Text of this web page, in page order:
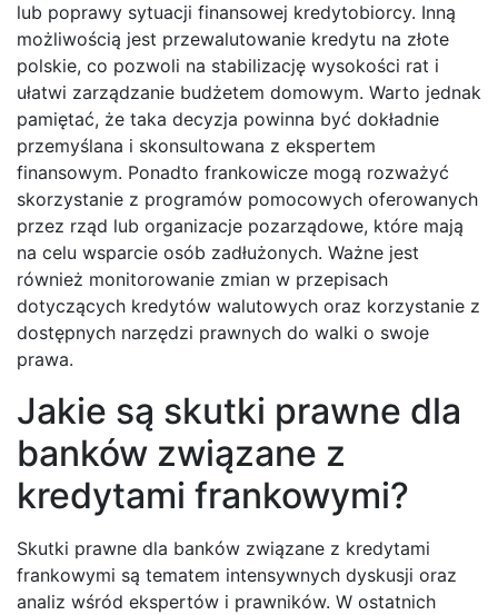
lub poprawy sytuacji finansowej kredytobiorcy. Inną
możliwością jest przewalutowanie kredytu na złote
polskie, co pozwoli na stabilizację wysokości rat i
ułatwi zarządzanie budżetem domowym. Warto jednak
pamiętać, że taka decyzja powinna być dokładnie
przemyślana i skonsultowana z ekspertem
finansowym. Ponadto frankowicze mogą rozważyć
skorzystanie z programów pomocowych oferowanych
przez rząd lub organizacje pozarządowe, które mają
na celu wsparcie osób zadłużonych. Ważne jest
również monitorowanie zmian w przepisach
dotyczących kredytów walutowych oraz korzystanie z
dostępnych narzędzi prawnych do walki o swoje
prawa.
Jakie są skutki prawne dla
banków związane z
kredytami frankowymi?
Skutki prawne dla banków związane z kredytami
frankowymi są tematem intensywnych dyskusji oraz
analiz wśród ekspertów i prawników. W ostatnich